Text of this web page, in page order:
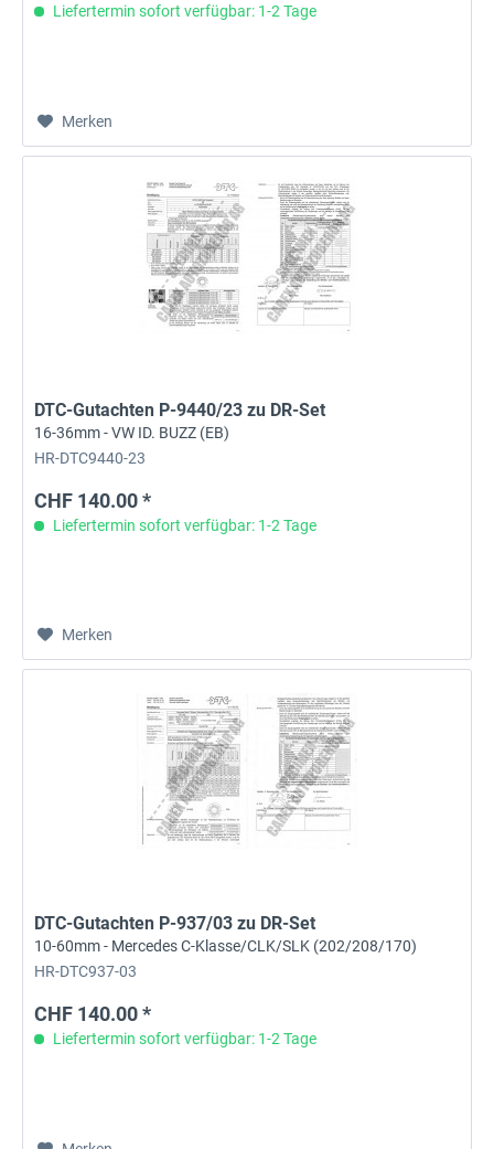
Liefertermin sofort verfügbar: 1-2 Tage
Merken
DTC-Gutachten P-9440/23 zu DR-Set
16-36mm - VW ID. BUZZ (EB)
HR-DTC9440-23
CHF 140.00 *
Liefertermin sofort verfügbar: 1-2 Tage
Merken
DTC-Gutachten P-937/03 zu DR-Set
10-60mm - Mercedes C-Klasse/CLK/SLK (202/208/170)
HR-DTC937-03
CHF 140.00 *
Liefertermin sofort verfügbar: 1-2 Tage